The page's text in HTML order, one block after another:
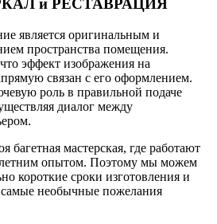
и РЕСТАВРАЦИЯ
является оригинальным и
пространства помещения.
эффект изображения на
связан с его оформлением.
роль в правильной подаче
диалог между
багетная мастерская, где работают
опытом. Поэтому мы можем
короткие сроки изготовления и
необычные пожелания